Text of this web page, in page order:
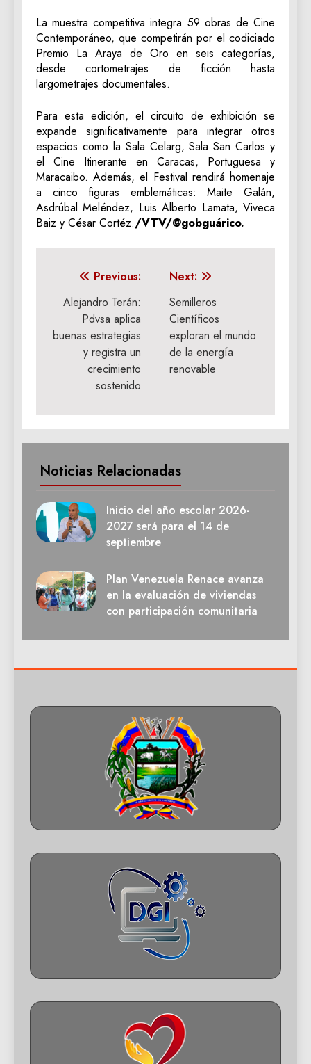
La muestra competitiva integra 59 obras de Cine
Contemporáneo, que competirán por el codiciado
Premio La Araya de Oro en seis categorías,
desde cortometrajes de ficción hasta
largometrajes documentales.
Para esta edición, el circuito de exhibición se
expande significativamente para integrar otros
espacios como la Sala Celarg, Sala San Carlos y
el Cine Itinerante en Caracas, Portuguesa y
Maracaibo. Además, el Festival rendirá homenaje
a cinco figuras emblemáticas: Maite Galán,
Asdrúbal Meléndez, Luis Alberto Lamata, Viveca
Baiz y César Cortéz./VTV/@gobguárico.
Navegación
de
entradas
Previous:
Alejandro Terán:
Pdvsa aplica
buenas estrategias
y registra un
crecimiento
sostenido
Next:
Semilleros
Científicos
exploran el mundo
de la energía
renovable
Noticias Relacionadas
Inicio del año escolar 2026-
2027 será para el 14 de
septiembre
Plan Venezuela Renace avanza
en la evaluación de viviendas
con participación comunitaria